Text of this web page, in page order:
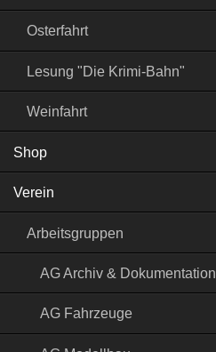
Osterfahrt
Lesung "Die Krimi-Bahn"
Weinfahrt
Shop
Verein
Arbeitsgruppen
AG Archiv & Dokumentation
AG Fahrzeuge